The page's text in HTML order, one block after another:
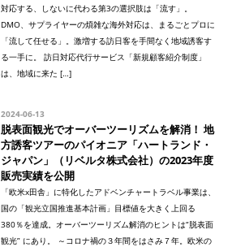
対応する、しないに代わる第3の選択肢は「流す」。
DMO、サプライヤーの煩雑な海外対応は、まるごとプロに
「流して任せる」。激増する訪日客を手間なく地域誘客す
る一手に。 訪日対応代行サービス「新規顧客紹介制度」
は、地域に来た […]
2024-06-13
脱表面観光でオーバーツーリズムを解消！ 地
方誘客ツアーのパイオニア「ハートランド・
ジャパン」（リベルタ株式会社）の2023年度
販売実績を公開
「欧米x田舎」に特化したアドベンチャートラベル事業は、
国の「観光立国推進基本計画」目標値を大きく上回る
380％を達成。オーバーツーリズム解消のヒントは“脱表面
観光” にあり。 ～コロナ禍の３年間をはさみ７年。欧米の